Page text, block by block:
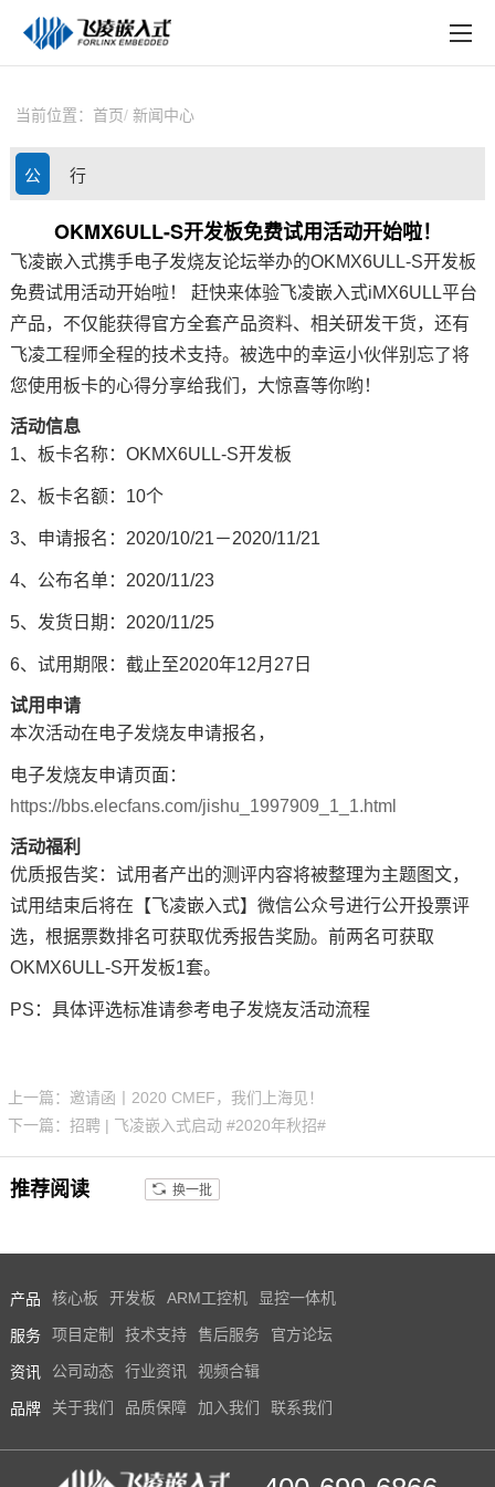
技术与支持
在线文档
方案定制
天猫商城
淘宝商城
新闻中心
技术论坛
在线购买
当前位置： 首页 新闻中心
公
动
态
行
业
资
讯
OKMX6ULL-S开发板免费试用活动开始啦！
飞凌嵌入式携手电子发烧友论坛举办的OKMX6UL L-S开发板
免费试用 活动开始啦！ 赶快来体验飞凌嵌入式iMX6ULL平台
产品，不仅能获得官方全套产品资料、相关研发干货，还有
飞凌工程师全程的技术支持。被选中的幸运小伙伴别忘了将
您使用板卡的心得分享给我们，大惊喜等你哟！
活动信息
1、板卡名称：OKMX6ULL-S开发板
2、板卡名额：10个
3、申请报名：2020/10/21－2020/11/21
4、公布名单：2020/11/23
5、发货日期：2020/11/25
6、试用期限：截止至2020年12月27日
试用申请
本次活动在电子发烧友申请报名，
电子发烧友申请页面：
https://bbs.elecfans.com/jishu_1997909_1_1.html
活动福利
优质报告奖：试用者产出的测评内容将被整理为主题图文，
试用结束后将在【飞凌嵌入式】微信公众号进行公开投票评
选，根据票数排名可获取优秀报告奖励。前两名可获取
OKMX6ULL-S开发板1套。
PS：具体评选标准请参考电子发烧友活动流程
上一篇：邀请函丨2020 CMEF，我们上海见！
下一篇：招聘 | 飞凌嵌入式启动 #2020年秋招#
推荐阅读 换一批
产品 核心板 开发板 ARM工控机 显控一体机
服务 项目定制 技术支持 售后服务 官方论坛
资讯 公司动态 行业资讯 视频合辑
品牌 关于我们 品质保障 加入我们 联系我们